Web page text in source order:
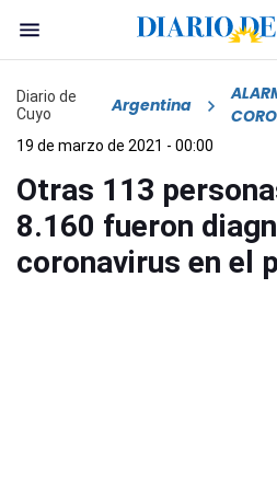
Diario de
Cuyo
Argentina
19 de marzo de 2021 - 00:00
Otras 113
8.160 fueron
coronavirus en el